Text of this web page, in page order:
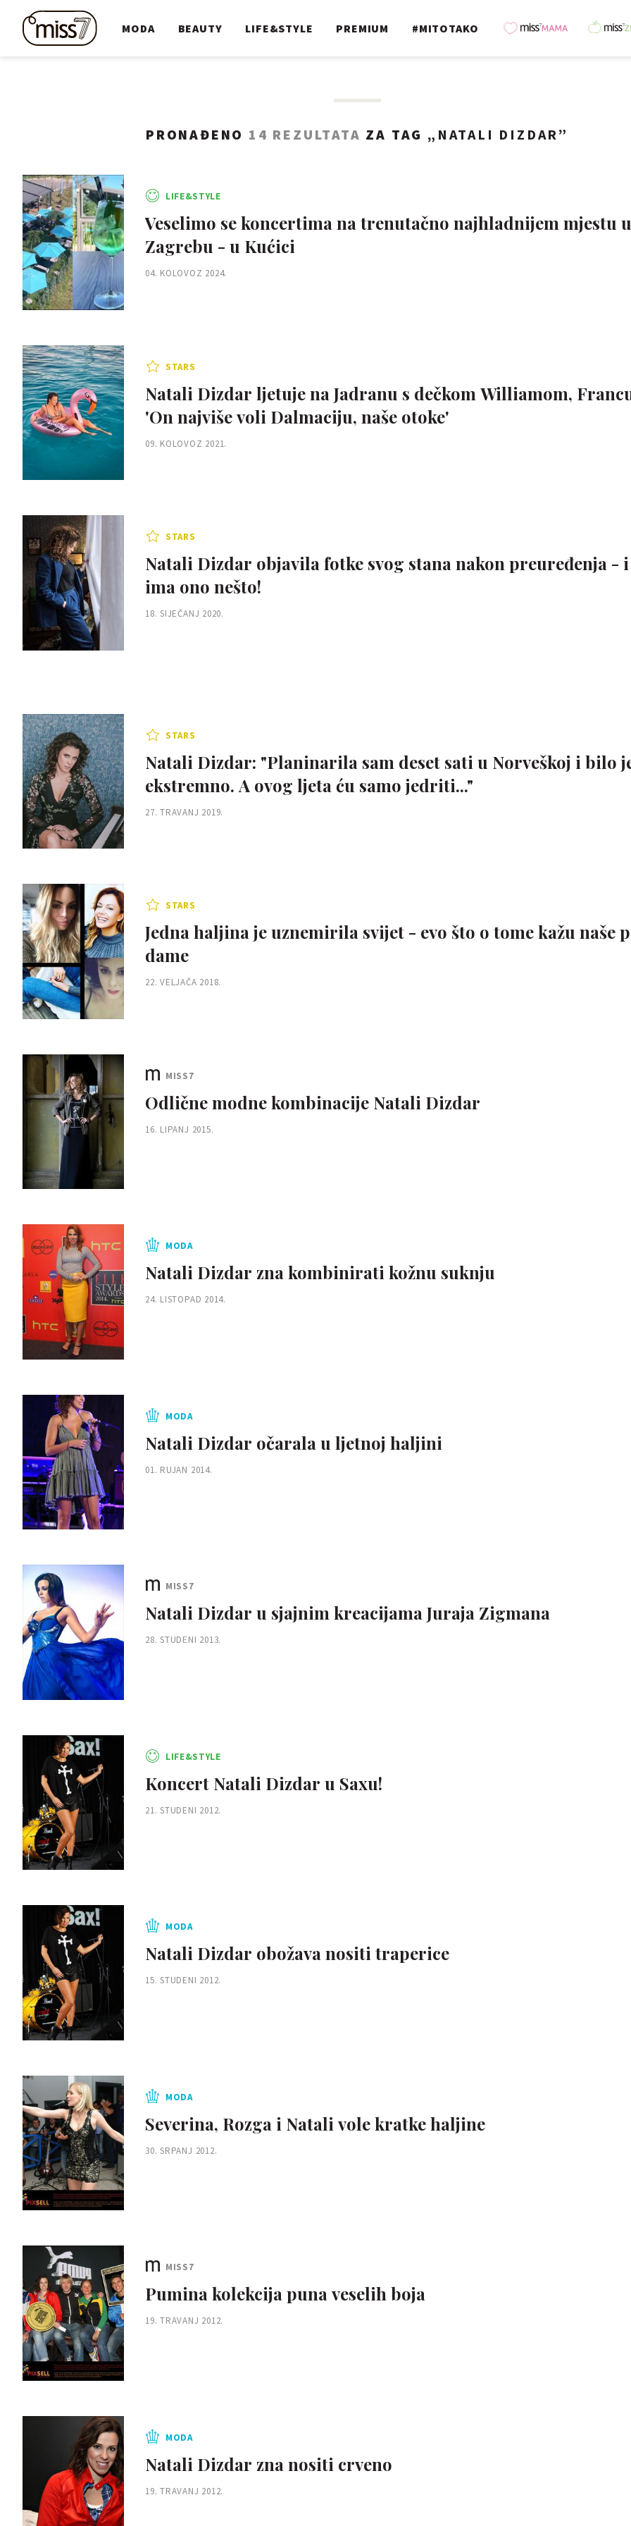
MODA BEAUTY LIFE&STYLE PREMIUM #MITOTAKO
PRONAĐENO 14 REZULTATA ZA TAG „ NATALI DIZDAR”
LIFE&STYLE
Veselimo se koncertima na trenutačno najhladnijem mjestu u
Zagrebu - u Kućici
04. KOLOVOZ 2024.
STARS
Natali Dizdar ljetuje na Jadranu s dečkom Williamom,
'On najviše voli Dalmaciju, naše otoke'
09. KOLOVOZ 2021.
STARS
Natali Dizdar objavila fotke svog stana nakon preuređenja -
ima ono nešto!
18. SIJEČANJ 2020.
STARS
Natali Dizdar: "Planinarila sam deset sati u Norveškoj i bilo
ekstremno. A ovog ljeta ću samo jedriti..."
27. TRAVANJ 2019.
STARS
Jedna haljina je uznemirila svijet - evo što o tome kažu naše
dame
22. VELJAČA 2018.
MISS7
Odlične modne kombinacije Natali Dizdar
16. LIPANJ 2015.
MODA
Natali Dizdar zna kombinirati kožnu suknju
24. LISTOPAD 2014.
MODA
Natali Dizdar očarala u ljetnoj haljini
01. RUJAN 2014.
MISS7
Natali Dizdar u sjajnim kreacijama Juraja Zigmana
28. STUDENI 2013.
LIFE&STYLE
Koncert Natali Dizdar u Saxu!
21. STUDENI 2012.
MODA
Natali Dizdar obožava nositi traperice
15. STUDENI 2012.
MODA
Severina, Rozga i Natali vole kratke haljine
30. SRPANJ 2012.
MISS7
Pumina kolekcija puna veselih boja
19. TRAVANJ 2012.
MODA
Natali Dizdar zna nositi crveno
19. TRAVANJ 2012.